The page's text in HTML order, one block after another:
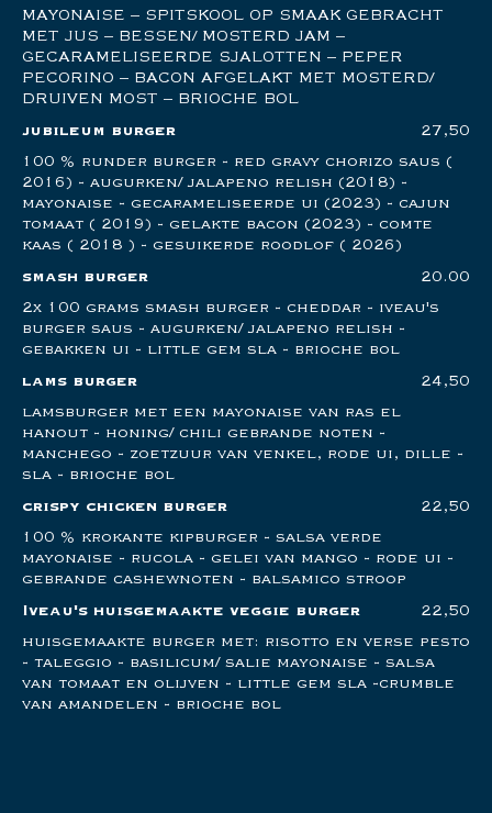
MAYONAISE – SPITSKOOL OP SMAAK GEBRACHT
MET JUS – BESSEN/ MOSTERD JAM –
GECARAMELISEERDE SJALOTTEN – PEPER
PECORINO – BACON AFGELAKT MET MOSTERD/
DRUIVEN MOST – BRIOCHE BOL
jubileum burger
27,50
100 % runder burger - red gravy chorizo saus (
2016) - augurken/ jalapeno relish (2018) -
mayonaise - gecarameliseerde ui (2023) - cajun
tomaat ( 2019) - gelakte bacon (2023) - comte
kaas ( 2018 ) - gesuikerde roodlof ( 2026)
smash burger
20.00
2x 100 grams smash burger - cheddar - iveau's
burger saus - augurken/ jalapeno relish -
gebakken ui - little gem sla - brioche bol
lams burger
24,50
lamsburger met een mayonaise van ras el
hanout - honing/ chili gebrande noten -
manchego - zoetzuur van venkel, rode ui, dille -
sla - brioche bol
crispy chicken burger
22,50
100 % krokante kipburger - salsa verde
mayonaise - rucola - gelei van mango - rode ui -
gebrande cashewnoten - balsamico stroop
Iveau's huisgemaakte veggie burger
22,50
huisgemaakte burger met: risotto en verse pesto
- taleggio - basilicum/ salie mayonaise - salsa
van tomaat en olijven - little gem sla -crumble
van amandelen - brioche bol